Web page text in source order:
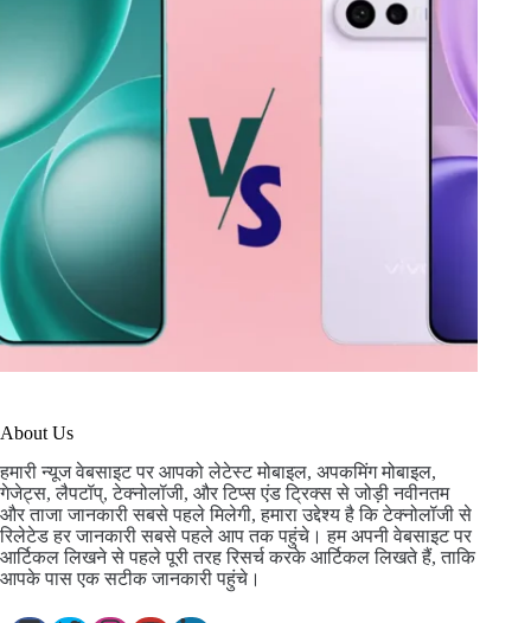
About Us
हमारी न्यूज वेबसाइट पर आपको लेटेस्ट मोबाइल, अपकमिंग मोबाइल,
गेजेट्स, लैपटॉप्, टेक्नोलॉजी, और टिप्स एंड ट्रिक्स से जोड़ी नवीनतम
और ताजा जानकारी सबसे पहले मिलेगी, हमारा उद्देश्य है कि टेक्नोलॉजी से
रिलेटेड हर जानकारी सबसे पहले आप तक पहुंचे। हम अपनी वेबसाइट पर
आर्टिकल लिखने से पहले पूरी तरह रिसर्च करके आर्टिकल लिखते हैं, ताकि
आपके पास एक सटीक जानकारी पहुंचे।